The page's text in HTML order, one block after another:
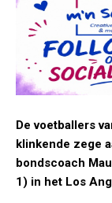
De voetballers
klinkende zege
bondscoach
1) in het Los